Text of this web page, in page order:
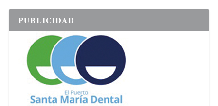
PUBLICIDAD